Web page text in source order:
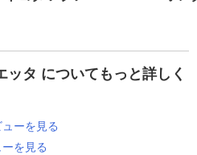
ッタ についてもっと詳しく
ーを見る
を見る